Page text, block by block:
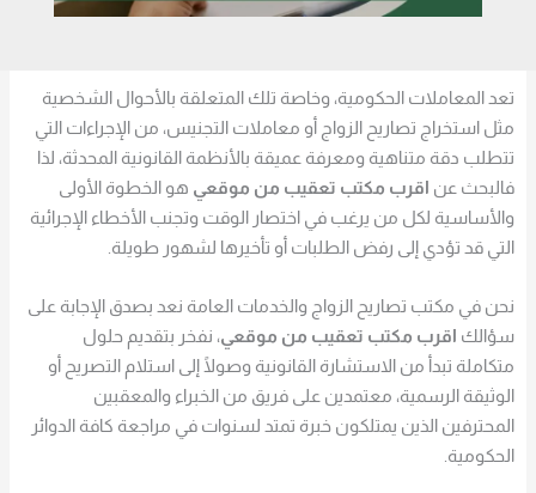
تعد المعاملات الحكومية، وخاصة تلك المتعلقة بالأحوال الشخصية
مثل استخراج تصاريح الزواج أو معاملات التجنيس، من الإجراءات التي
تتطلب دقة متناهية ومعرفة عميقة بالأنظمة القانونية المحدثة، لذا
فالبحث عن اقرب مكتب تعقيب من موقعي هو الخطوة الأولى
والأساسية لكل من يرغب في اختصار الوقت وتجنب الأخطاء الإجرائية
التي قد تؤدي إلى رفض الطلبات أو تأخيرها لشهور طويلة.
نحن في مكتب تصاريح الزواج والخدمات العامة نعد بصدق الإجابة على
سؤالك اقرب مكتب تعقيب من موقعي، نفخر بتقديم حلول
متكاملة تبدأ من الاستشارة القانونية وصولًا إلى استلام التصريح أو
الوثيقة الرسمية، معتمدين على فريق من الخبراء والمعقبين
المحترفين الذين يمتلكون خبرة تمتد لسنوات في مراجعة كافة الدوائر
الحكومية.